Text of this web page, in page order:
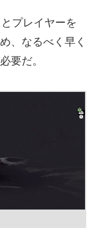
プレイヤーを
、なるべく早く
要だ。